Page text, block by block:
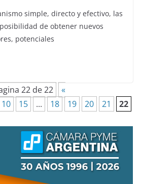
simple, directo y efectivo, las
de obtener nuevos
potenciales
22 de 22
«
10 15 ... 18 19 20 21 22